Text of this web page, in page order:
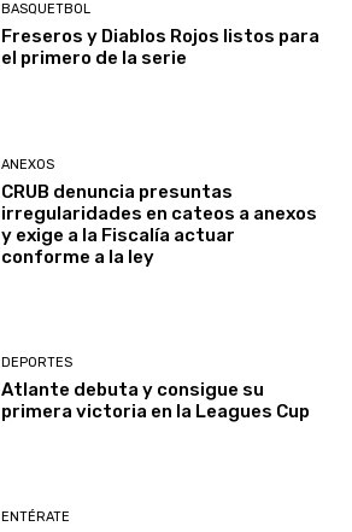
BASQUETBOL
Freseros y Diablos Rojos listos para
el primero de la serie
ANEXOS
CRUB denuncia presuntas
irregularidades en cateos a anexos
y exige a la Fiscalía actuar
conforme a la ley
DEPORTES
Atlante debuta y consigue su
primera victoria en la Leagues Cup
ENTÉRATE